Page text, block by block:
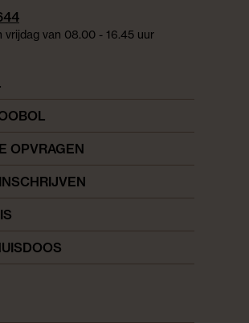
OPVRAGEN
vrijdag van 08.00 - 16.45 uur